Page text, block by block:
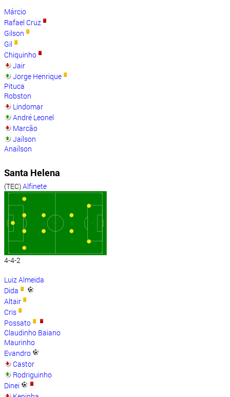
Márcio
Rafael Cruz
Gilson
Gil
Chiquinho
Jair
Jorge Henrique
Pituca
Robston
Lindomar
André Leonel
Marcão
Jaílson
Anaílson
Santa Helena
(TEC)Alfinete
4-4-2
Luiz Almeida
Dida
Altair
Cris
Possato
Claudinho Baiano
Maurinho
Evandro
Castor
Rodriguinho
Dinei